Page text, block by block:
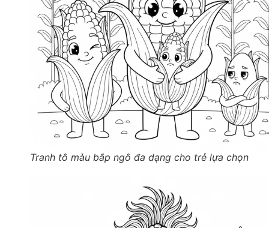
Tranh tô màu bắp ngô đa dạng cho trẻ lựa chọn